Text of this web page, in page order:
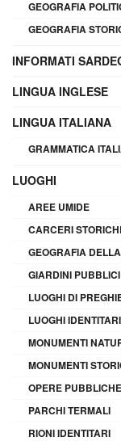
GEOGRAFIA
GEOGRAFIA
INFORMATI
LINGUA INGLESE
LINGUA ITALIANA
GRAMMATICA
LUOGHI
AREE UMIDE
CARCERI
GEOGRAFIA
GIARDINI PUBBLICI
LUOGHI DI
LUOGHI IDENTITARI
MONUMENTI
MONUMENTI
OPERE PUBBLICHE
PARCHI TERMALI
RIONI IDENTITARI